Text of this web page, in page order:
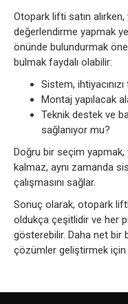
Otopark lifti satın
değerlendirme yapmak
önünde bulundurmak
bulmak faydalı olabilir:
Sistem,
Montaj yapılacak
Teknik destek ve
sağlanıyor mu?
Doğru bir seçim yapmak,
kalmaz, aynı zamanda
çalışmasını sağlar.
Sonuç olarak, otopark
oldukça çeşitlidir ve her
gösterebilir. Daha net bir
çözümler geliştirmek için